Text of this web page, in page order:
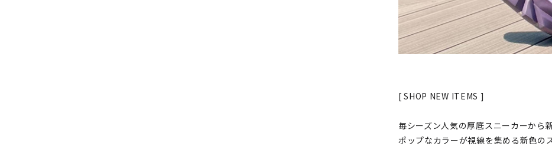
[ SHOP NEW ITEMS ]
毎シーズン人気の厚底スニーカーから
ポップなカラーが視線を集める新色の